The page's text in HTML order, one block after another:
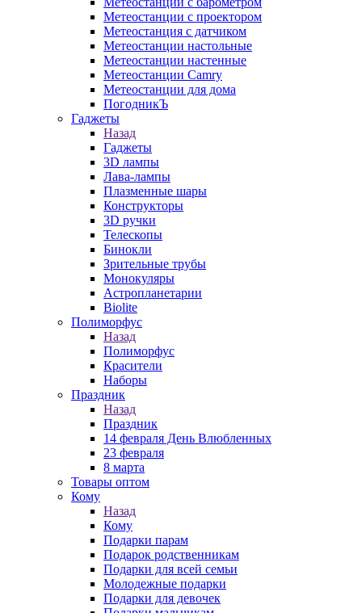
Метеостанции с проектором
Метеостанция с датчиком
Метеостанции настольные
Метеостанции настенные
Метеостанции Camry
Метеостанции для дома
ПогодникЪ
Гаджеты
Назад
Гаджеты
3D лампы
Лава-лампы
Плазменные шары
Конструкторы
3D ручки
Телескопы
Бинокли
Зрительные трубы
Монокуляры
Астропланетарии
Biolite
Полиморфус
Назад
Полиморфус
Красители
Наборы
Праздник
Назад
Праздник
14 февраля День Влюбленных
23 февраля
8 марта
Товары оптом
Кому
Назад
Кому
Подарки парам
Подарок родственникам
Подарки для всей семьи
Молодежные подарки
Подарки для девочек